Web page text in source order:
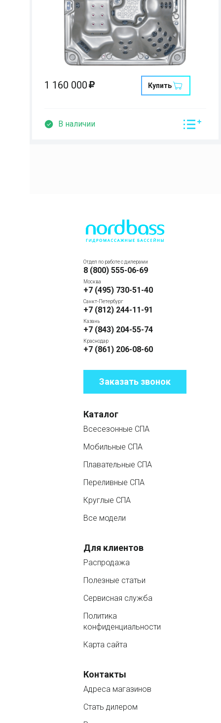
Страна:
Размеры:
233 x 233 x 99 см
Кол-во мест:
1 160 000 Купить
В наличии
Отдел по работе с дилерами
8 (800) 555-06-69
Москва
+7 (495) 730-51-40
Санкт-Петербург
+7 (812) 244-11-91
Казань
+7 (843) 204-55-74
Краснодар
+7 (861) 206-08-60
Заказать звонок
Каталог
Всесезонные СПА
Мобильные СПА
Плавательные СПА
Переливные СПА
Круглые СПА
Все модели
Для клиентов
Распродажа
Полезные статьи
Сервисная служба
Политика
конфиденциальности
Карта сайта
Контакты
Адреса магазинов
Стать дилером